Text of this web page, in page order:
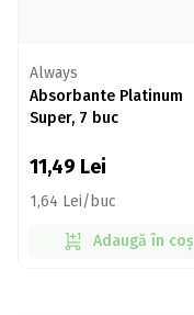
Always
Absorbante Platinum
Super, 7 buc
11,49 Lei
1,64 Lei/buc
Adaugă în coș